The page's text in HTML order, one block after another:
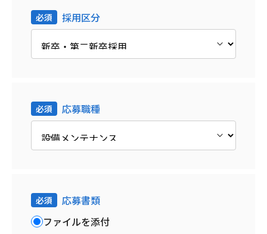
採用区分
応募職種
応募書類
ファイルを添付